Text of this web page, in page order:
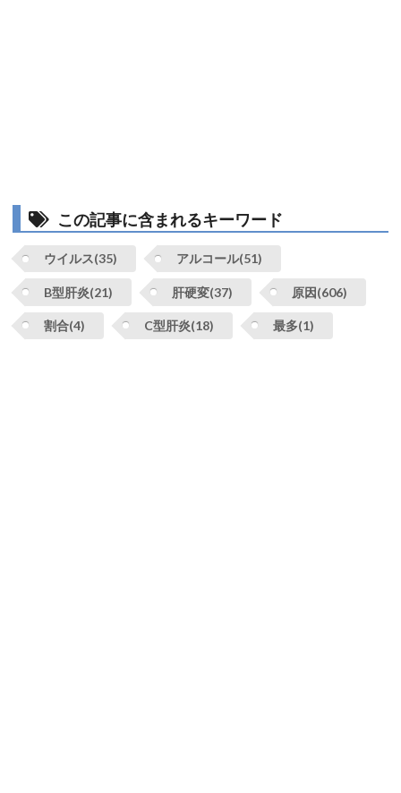
この記事に含まれるキーワード
ウイルス(35) アルコール(51)
B型肝炎(21) 肝硬変(37) 原因(606)
割合(4) C型肝炎(18) 最多(1)